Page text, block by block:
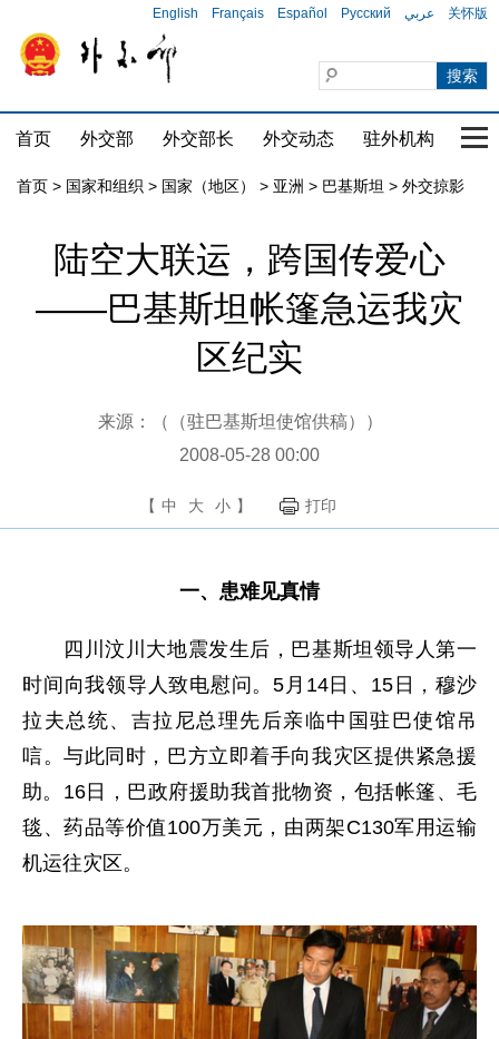
English Français Español Русский عربي 关怀版
首页 外交部 外交部长 外交动态 驻外机构 国
首页 > 国家和组织 > 国家（地区） > 亚洲 > 巴基斯坦 > 外交掠影
陆空大联运，跨国传爱心
——巴基斯坦帐篷急运我灾
区纪实
来源：（（驻巴基斯坦使馆供稿））
2008-05-28 00:00
【 中 大 小 】 打印
一、患难见真情
四川汶川大地震发生后，巴基斯坦领导人第一
时间向我领导人致电慰问。5月14日、15日，穆沙
拉夫总统、吉拉尼总理先后亲临中国驻巴使馆吊
唁。与此同时，巴方立即着手向我灾区提供紧急援
助。16日，巴政府援助我首批物资，包括帐篷、毛
毯、药品等价值100万美元，由两架C130军用运输
机运往灾区。